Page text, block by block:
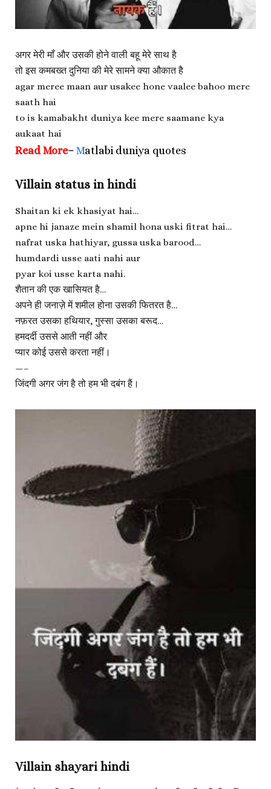
अगर मेरी ‪माँ‬ और उसकी होने वाली ‪बहू‬ मेरे साथ है
तो इस कमबख्त दुनिया की मेरे सामने क्या औकात है
agar meree ‪maan‬ aur usakee hone vaalee ‪bahoo‬ mere
saath hai
to is kamabakht duniya kee mere saamane kya
aukaat hai
Read More– Matlabi duniya quotes
Villain status in hindi
Shaitan ki ek khasiyat hai…
apne hi janaze mein shamil hona uski fitrat hai…
nafrat uska hathiyar, gussa uska barood…
humdardi usse aati nahi aur
pyar koi usse karta nahi.
शैतान की एक खासियत है…
अपने ही जनाज़े में शमील होना उसकी फितरत है…
नफ़रत उसका हथियार, गुस्सा उसका बरूद…
हमदर्दी उससे आती नहीं और
प्यार कोई उससे करता नहीं।
—–
जिंदगी अगर जंग है तो हम भी दबंग हैं।
Villain shayari hindi